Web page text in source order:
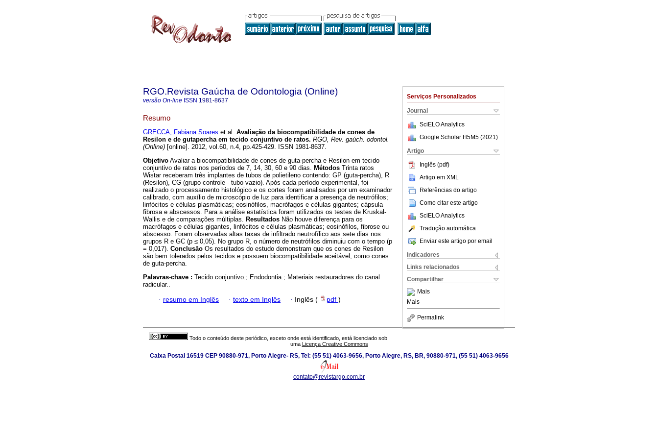
Serviços Personalizados
Journal
SciELO Analytics
Google Scholar H5M5 (2021 )
Artigo
Inglês (pdf)
Artigo em XML
Referências do artigo
Como citar este artigo
SciELO Analytics
Tradução automática
Enviar este artigo por email
Indicadores
Links relacionados
Compartilhar
Mais
Mais
Permalink
RGO.Revista Gaúcha de Odontologia (Online)
versão On-line ISSN 1981-8637
Resumo
GRECCA, Fabiana Soares et al. Avaliação da biocompatibilidade de cones de
Resilon e de gutapercha em tecido conjuntivo de ratos. RGO, Rev. gaúch. odontol.
(Online) [online]. 2012, vol.60, n.4, pp.425-429. ISSN 1981-8637.
Objetivo Avaliar a biocompatibilidade de cones de guta-percha e Resilon em tecido
conjuntivo de ratos nos períodos de 7, 14, 30, 60 e 90 dias. Métodos Trinta ratos
Wistar receberam três implantes de tubos de polietileno contendo: GP (guta-percha), R
(Resilon), CG (grupo controle - tubo vazio). Após cada período experimental, foi
realizado o processamento histológico e os cortes foram analisados por um examinador
calibrado, com auxílio de microscópio de luz para identificar a presença de neutrófilos;
linfócitos e células plasmáticas; eosinófilos, macrófagos e células gigantes; cápsula
fibrosa e abscessos. Para a análise estatística foram utilizados os testes de Kruskal-
Wallis e de comparações múltiplas. Resultados Não houve diferença para os
macrófagos e células gigantes, linfócitos e células plasmáticas; eosinófilos, fibrose ou
abscesso. Foram observadas altas taxas de infiltrado neutrofílico aos sete dias nos
grupos R e GC (p ≤ 0,05). No grupo R, o número de neutrófilos diminuiu com o tempo (p
= 0,017). Conclusão Os resultados do estudo demonstram que os cones de Resilon
são bem tolerados pelos tecidos e possuem biocompatibilidade aceitável, como cones
de guta-percha.
Palavras-chave : Tecido conjuntivo.; Endodontia.; Materiais restauradores do canal
radicular..
· resumo em Inglês · texto em Inglês · Inglês ( pdf )
Todo o conteúdo deste periódico, exceto onde está identificado, está licenciado sob
uma Licença Creative Commons
Caixa Postal 16519 CEP 90880-971, Porto Alegre- RS, Tel: (55 51) 4063-9656, Porto Alegre, RS, BR, 90880-971, (55 51) 4063-9656
contato@revistargo.com.br